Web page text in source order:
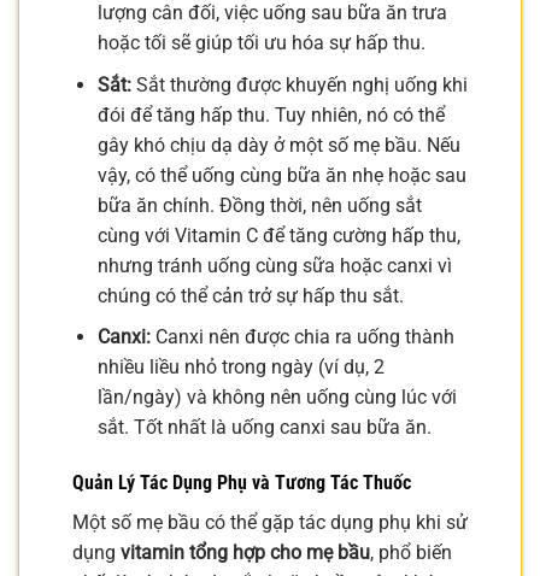
lượng cân đối, việc uống sau bữa ăn trưa
hoặc tối sẽ giúp tối ưu hóa sự hấp thu.
Sắt:Sắt thường được khuyến nghị uống khi
đói để tăng hấp thu. Tuy nhiên, nó có thể
gây khó chịu dạ dày ở một số mẹ bầu. Nếu
vậy, có thể uống cùng bữa ăn nhẹ hoặc sau
bữa ăn chính. Đồng thời, nên uống sắt
cùng với Vitamin C để tăng cường hấp thu,
nhưng tránh uống cùng sữa hoặc canxi vì
chúng có thể cản trở sự hấp thu sắt.
Canxi:Canxi nên được chia ra uống thành
nhiều liều nhỏ trong ngày (ví dụ, 2
lần/ngày) và không nên uống cùng lúc với
sắt. Tốt nhất là uống canxi sau bữa ăn.
Quản Lý Tác Dụng Phụ và Tương Tác Thuốc
Một số mẹ bầu có thể gặp tác dụng phụ khi sử
dụng vitamin tổng hợp cho mẹ bầu, phổ biến